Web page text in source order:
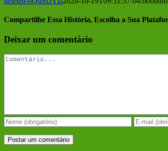
Compartilhe Essa História, Escolha a Sua
Facebook
Twitter
Reddit
LinkedIn
Tumblr
Pinterest
Vk
E-
Deixar um comentário
Comentário